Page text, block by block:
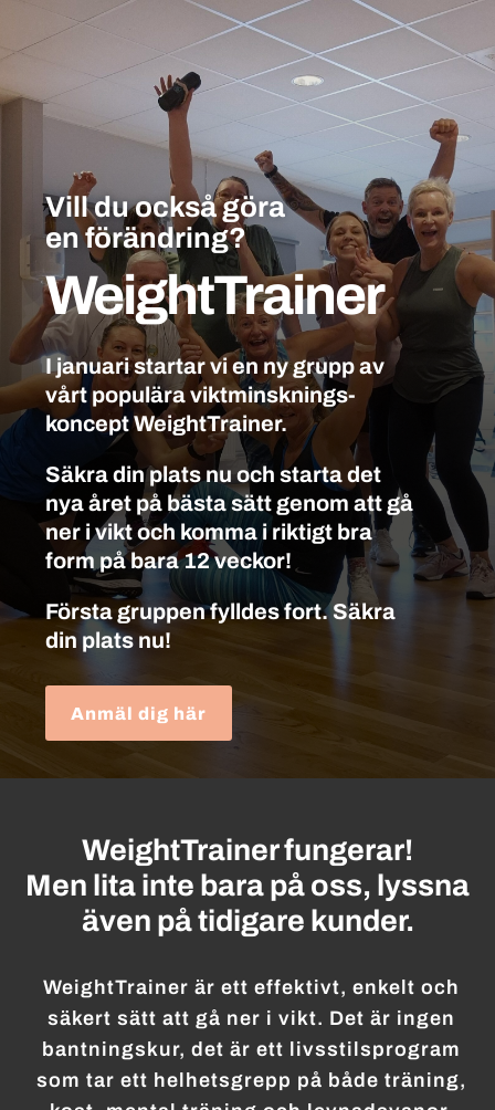
Vill du också göra
en förändring?
WeightTrainer
I januari startar vi en ny grupp av
vårt populära viktminsknings-
koncept WeightTrainer.
Säkra din plats nu och starta det
nya året på bästa sätt genom att gå
ner i vikt och komma i riktigt bra
form på bara 12 veckor!
Första gruppen fylldes fort. Säkra
din plats nu!
Anmäl dig här
WeightTrainer fungerar!
Men lita inte bara på oss, lyssna
även på tidigare kunder.
WeightTrainer är ett effektivt, enkelt och
säkert sätt att gå ner i vikt. Det är ingen
bantningskur, det är ett livsstilsprogram
som tar ett helhetsgrepp på både träning,